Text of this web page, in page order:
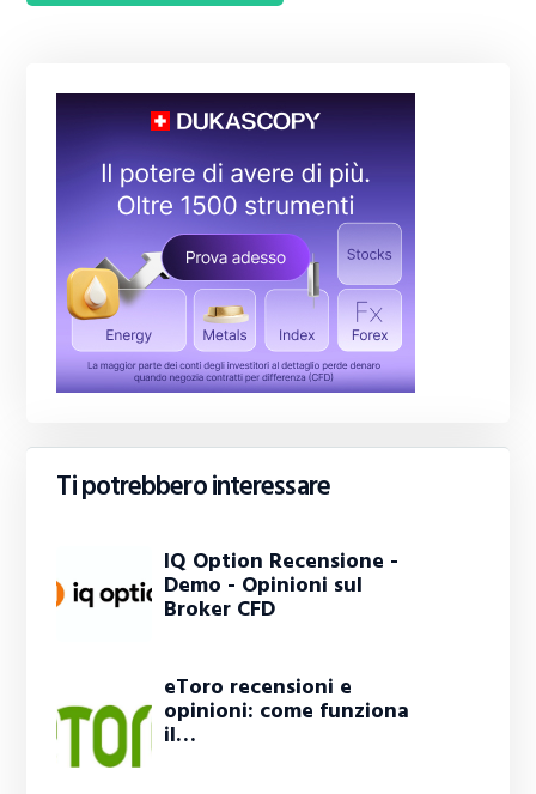
Ti potrebbero interessare
IQ Option Recensione -
Demo - Opinioni sul
Broker CFD
eToro recensioni e
opinioni: come funziona
il…